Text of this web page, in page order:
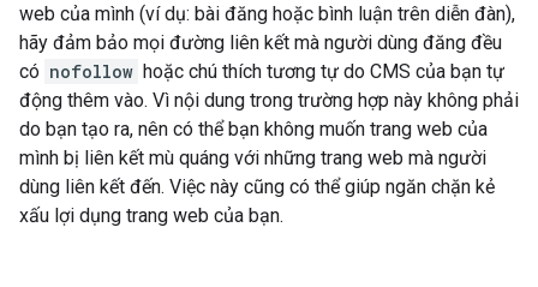
web của mình (ví dụ: bài đăng hoặc bình luận trên diễn đàn),
hãy đảm bảo mọi đường liên kết mà người dùng đăng đều
có nofollow hoặc chú thích tương tự do CMS của bạn tự
động thêm vào. Vì nội dung trong trường hợp này không phải
do bạn tạo ra, nên có thể bạn không muốn trang web của
mình bị liên kết mù quáng với những trang web mà người
dùng liên kết đến. Việc này cũng có thể giúp ngăn chặn kẻ
xấu lợi dụng trang web của bạn.